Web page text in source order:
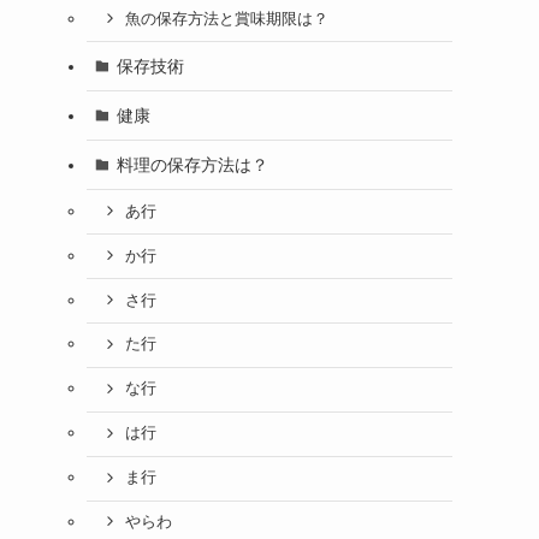
魚の保存方法と賞味期限は？
保存技術
健康
料理の保存方法は？
あ行
か行
さ行
た行
な行
は行
ま行
やらわ